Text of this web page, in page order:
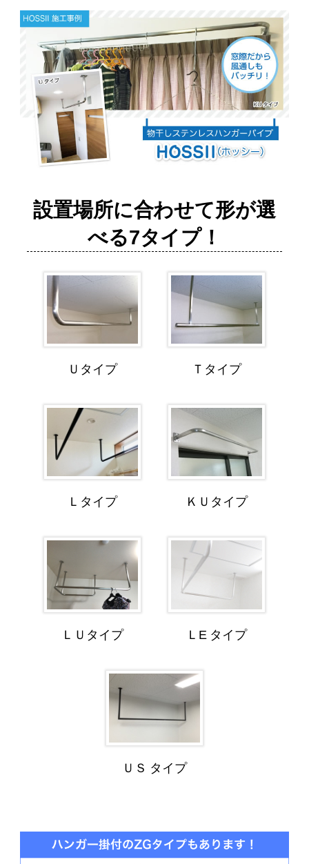
設置場所に合わせて形が選
べる7タイプ！
Ｕタイプ Ｔタイプ
Ｌタイプ ＫＵタイプ
ＬＵタイプ ＬE タイプ
ＵＳ タイプ